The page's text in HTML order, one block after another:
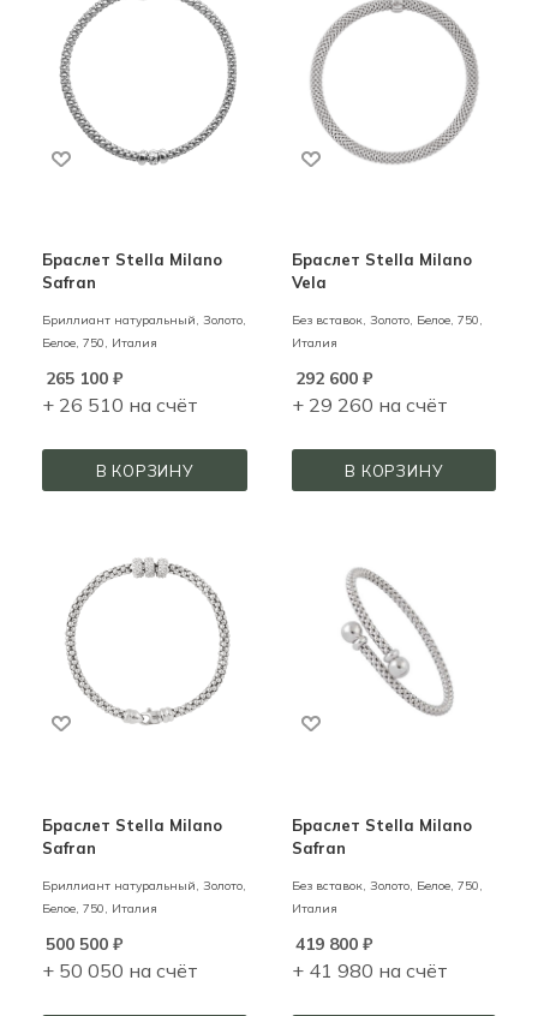
Браслет Stella Milano
Safran
Бриллиант натуральный, Золото,
Белое, 750, Италия
265 100 ₽
+ 26 510 на счёт
В КОРЗИНУ
Браслет Stella Milano
Vela
Без вставок, Золото, Белое, 750,
Италия
292 600₽
+ 29 260 на счёт
В КОРЗИНУ
Браслет Stella Milano
Safran
Бриллиант натуральный, Золото,
Белое, 750, Италия
500 500 ₽
+ 50 050 на счёт
Браслет Stella Milano
Safran
Без вставок, Золото, Белое, 750,
Италия
419 800₽
+ 41 980 на счёт